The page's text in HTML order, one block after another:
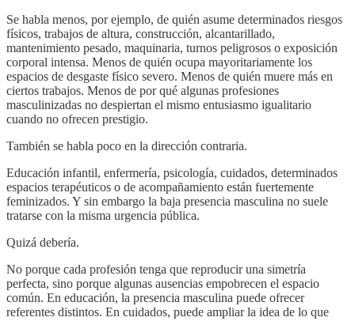
Se habla menos, por ejemplo, de quién asume determinados riesgos
físicos, trabajos de altura, construcción, alcantarillado,
mantenimiento pesado, maquinaria, turnos peligrosos o exposición
corporal intensa. Menos de quién ocupa mayoritariamente los
espacios de desgaste físico severo. Menos de quién muere más en
ciertos trabajos. Menos de por qué algunas profesiones
masculinizadas no despiertan el mismo entusiasmo igualitario
cuando no ofrecen prestigio.
También se habla poco en la dirección contraria.
Educación infantil, enfermería, psicología, cuidados, determinados
espacios terapéuticos o de acompañamiento están fuertemente
feminizados. Y sin embargo la baja presencia masculina no suele
tratarse con la misma urgencia pública.
Quizá debería.
No porque cada profesión tenga que reproducir una simetría
perfecta, sino porque algunas ausencias empobrecen el espacio
común. En educación, la presencia masculina puede ofrecer
referentes distintos. En cuidados, puede ampliar la idea de lo que